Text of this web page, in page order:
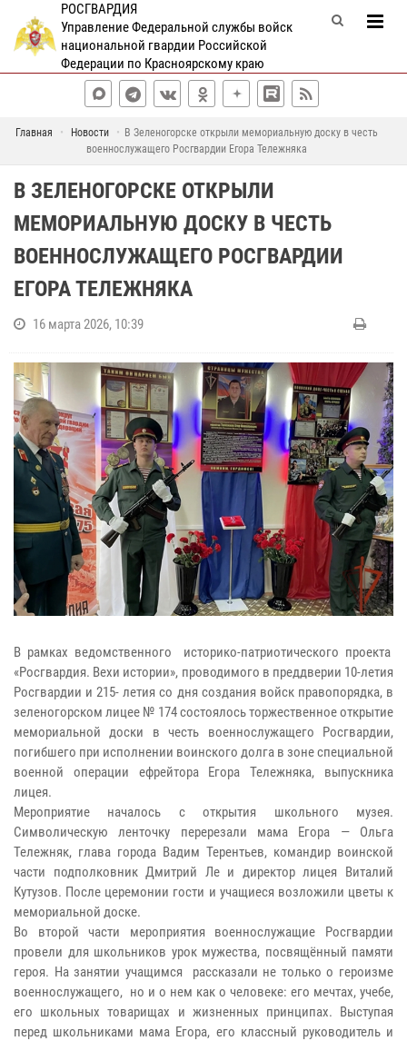
РОСГВАРДИЯ
Управление Федеральной службы войск
национальной гвардии Российской
Федерации по Красноярскому краю
Главная Новости
В Зеленогорске открыли мемориальную доску в честь
военнослужащего Росгвардии Егора Тележняка
В ЗЕЛЕНОГОРСКЕ ОТКРЫЛИ
МЕМОРИАЛЬНУЮ ДОСКУ В ЧЕСТЬ
ВОЕННОСЛУЖАЩЕГО РОСГВАРДИИ
ЕГОРА ТЕЛЕЖНЯКА
16 марта 2026, 10:39
В рамках ведомственного историко-патриотического проекта
«Росгвардия. Вехи истории», проводимого в преддверии 10-летия
Росгвардии и 215- летия со дня создания войск правопорядка, в
зеленогорском лицее № 174 состоялось торжественное открытие
мемориальной доски в честь военнослужащего Росгвардии,
погибшего при исполнении воинского долга в зоне специальной
военной операции ефрейтора Егора Тележняка, выпускника
лицея.
Мероприятие началось с открытия школьного музея.
Символическую ленточку перерезали мама Егора — Ольга
Тележняк, глава города Вадим Терентьев, командир воинской
части подполковник Дмитрий Ле и директор лицея Виталий
Кутузов. После церемонии гости и учащиеся возложили цветы к
мемориальной доске.
Во второй части мероприятия военнослужащие Росгвардии
провели для школьников урок мужества, посвящённый памяти
героя. На занятии учащимся рассказали не только о героизме
военнослужащего, но и о нем как о человеке: его мечтах, учебе,
его школьных товарищах и жизненных принципах. Выступая
перед школьниками мама Егора, его классный руководитель и